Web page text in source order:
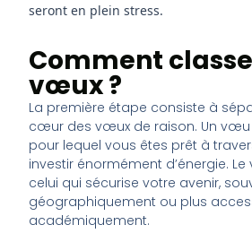
seront en plein stress.
Comment
vœux ?
La première étape consiste à
cœur des vœux de raison. Un
pour lequel vous êtes prêt à
investir énormément d’énergie.
celui qui sécurise votre avenir,
géographiquement ou plus
académiquement.